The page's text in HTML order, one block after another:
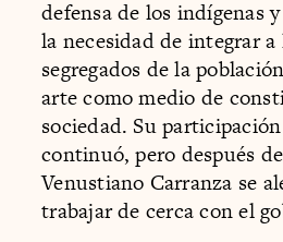
defensa de los indígenas
la necesidad de integrar a
segregados de la
arte como medio de
sociedad. Su
continuó, pero después
Venustiano Carranza se
trabajar de cerca con el